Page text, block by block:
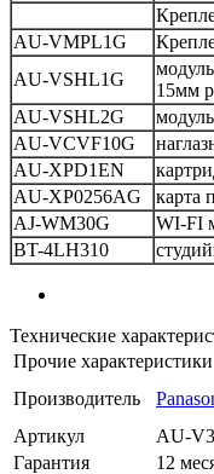
AU-VMPL1G
AU-VSHL1G
15мм
AU-VSHL2G
AU-VCVF10G
AU-XPD1EN
AU-XP0256AG
карта
AJ-WM30G
WI-FI
BT-4LH310
Технические
Прочие характеристики
Производитель
Артикул
AU-
Гарантия
12